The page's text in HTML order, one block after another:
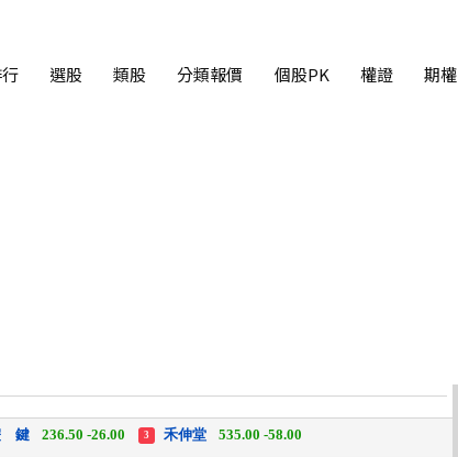
選股 類股 分類報價 個股PK 權證 期權
中化生35.75 +3.25 柏 騰28.15 +2.55
鍵 236.50 -26.00 3 禾伸堂
535.00 -58.00